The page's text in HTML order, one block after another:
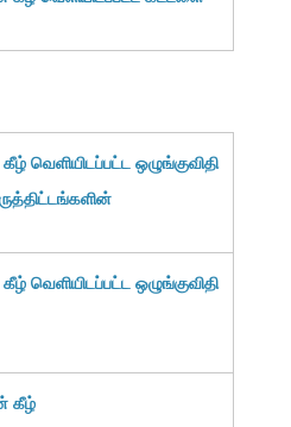
வெளியிடப்பட்ட ஒழுங்குவிதி
வெளியிடப்பட்ட ஒழுங்குவிதி
கீழ்